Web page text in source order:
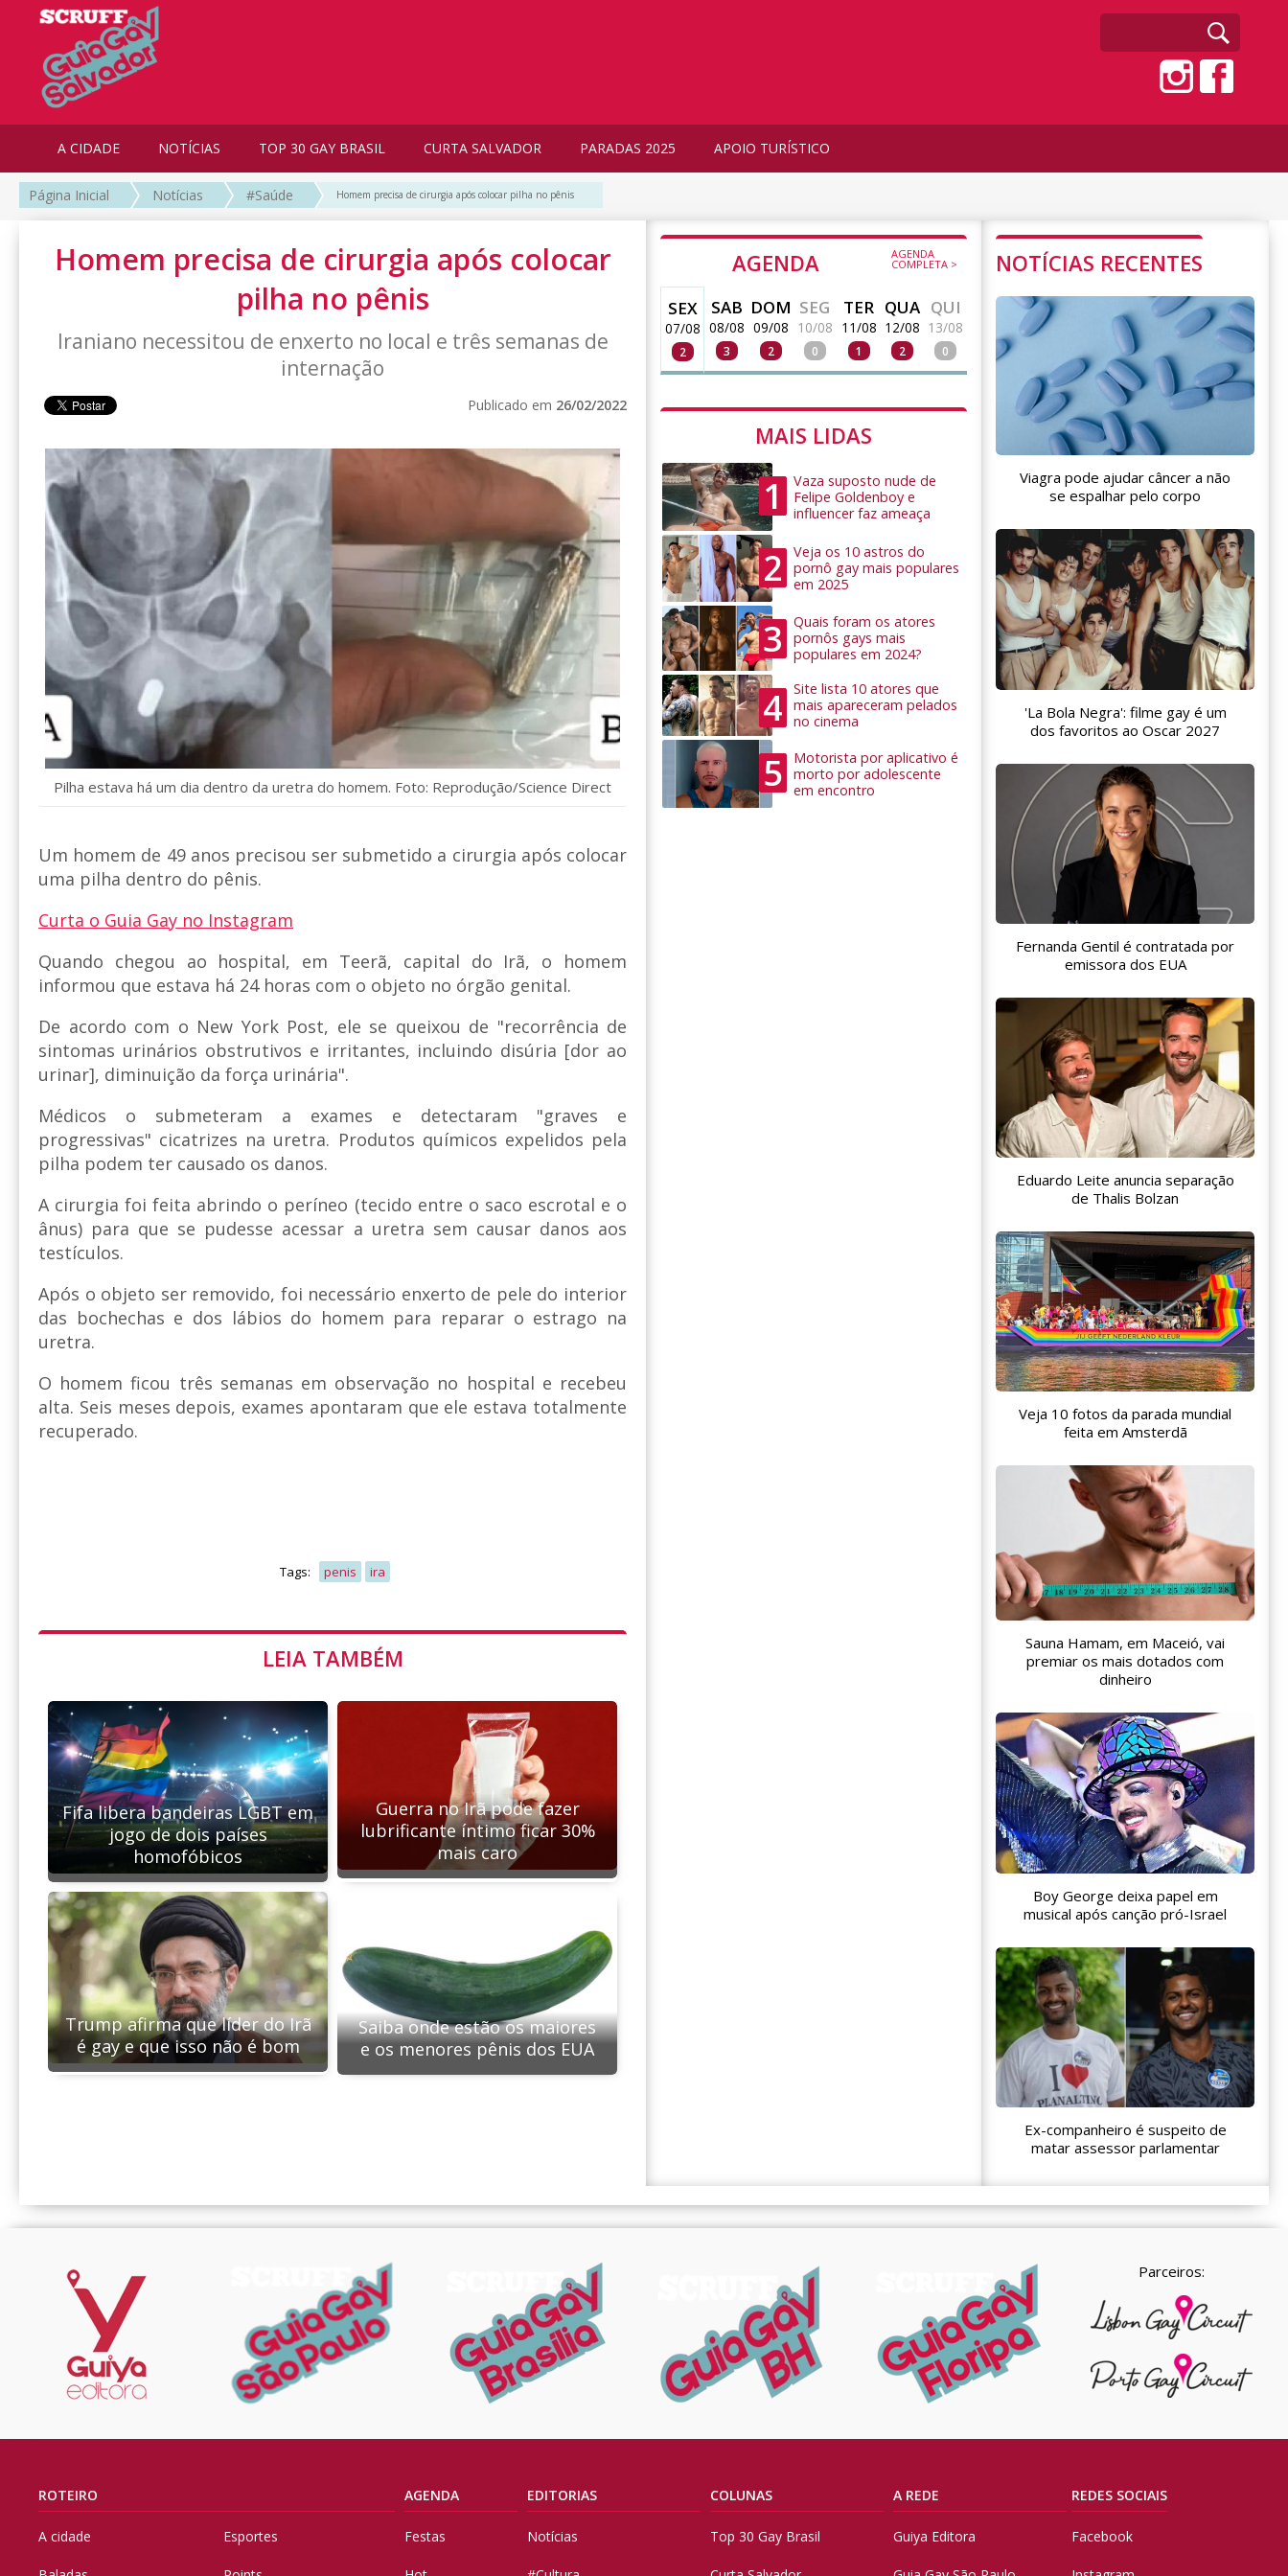
A CIDADE NOTÍCIAS TOP 30 GAY BRASIL CURTA SALVADOR PARADAS 2025 APOIO TURÍSTICO
Página Inicial Notícias #Saúde Homem precisa de cirurgia após colocar pilha no pênis
Homem precisa de cirurgia após colocar
pilha no pênis
Iraniano necessitou de enxerto no local e três semanas de
internação
Publicado em 26/02/2022
Pilha estava há um dia dentro da uretra do homem. Foto: Reprodução/Science Direct
Um homem de 49 anos precisou ser submetido a cirurgia após colocar
uma pilha dentro do pênis.
Curta o Guia Gay no Instagram
Quando chegou ao hospital, em Teerã, capital do Irã, o homem
informou que estava há 24 horas com o objeto no órgão genital.
De acordo com o New York Post, ele se queixou de "recorrência de
sintomas urinários obstrutivos e irritantes, incluindo disúria [dor ao
urinar], diminuição da força urinária".
Médicos o submeteram a exames e detectaram "graves e
progressivas" cicatrizes na uretra. Produtos químicos expelidos pela
pilha podem ter causado os danos.
A cirurgia foi feita abrindo o períneo (tecido entre o saco escrotal e o
ânus) para que se pudesse acessar a uretra sem causar danos aos
testículos.
Após o objeto ser removido, foi necessário enxerto de pele do interior
das bochechas e dos lábios do homem para reparar o estrago na
uretra.
O homem ficou três semanas em observação no hospital e recebeu
alta. Seis meses depois, exames apontaram que ele estava totalmente
recuperado.
Tags: penis ira
LEIA TAMBÉM
Fifa libera bandeiras LGBT em
jogo de dois países
homofóbicos
Guerra no Irã pode fazer
lubrificante íntimo ficar 30%
mais caro
Trump afirma que líder do Irã
é gay e que isso não é bom
Saiba onde estão os maiores
e os menores pênis dos EUA
AGENDA AGENDA
COMPLETA >
SEX
07/08
2
SAB
08/08
3
DOM
09/08
2
SEG
10/08
0
TER
11/08
1
QUA
12/08
2
QUI
13/08
0
MAIS LIDAS
1
Vaza suposto nude de
Felipe Goldenboy e
influencer faz ameaça
2
Veja os 10 astros do
pornô gay mais populares
em 2025
3
Quais foram os atores
pornôs gays mais
populares em 2024?
4
Site lista 10 atores que
mais apareceram pelados
no cinema
5
Motorista por aplicativo é
morto por adolescente
em encontro
NOTÍCIAS RECENTES
Viagra pode ajudar câncer a não
se espalhar pelo corpo
'La Bola Negra': filme gay é um
dos favoritos ao Oscar 2027
Fernanda Gentil é contratada por
emissora dos EUA
Eduardo Leite anuncia separação
de Thalis Bolzan
Veja 10 fotos da parada mundial
feita em Amsterdã
Sauna Hamam, em Maceió, vai
premiar os mais dotados com
dinheiro
Boy George deixa papel em
musical após canção pró-Israel
Ex-companheiro é suspeito de
matar assessor parlamentar
Parceiros:
ROTEIRO
A cidade Esportes
AGENDA
Festas
EDITORIAS
Notícias
COLUNAS
Top 30 Gay Brasil
A REDE
Guiya Editora
REDES SOCIAIS
Facebook